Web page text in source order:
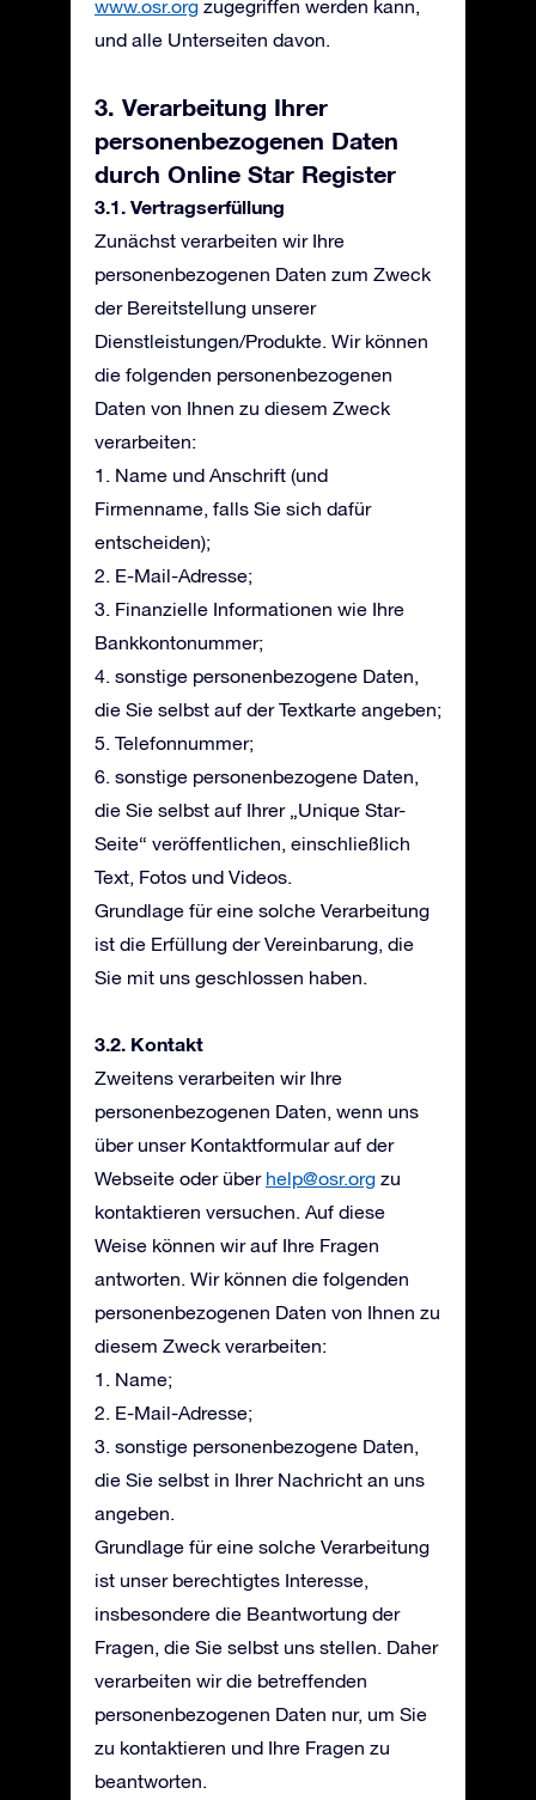
www.osr.org zugegriffen werden kann,
und alle Unterseiten davon.
3. Verarbeitung Ihrer
personenbezogenen Daten
durch Online Star Register
3.1. Vertragserfüllung
Zunächst verarbeiten wir Ihre
personenbezogenen Daten zum Zweck
der Bereitstellung unserer
Dienstleistungen/Produkte. Wir können
die folgenden personenbezogenen
Daten von Ihnen zu diesem Zweck
verarbeiten:
1. Name und Anschrift (und
Firmenname, falls Sie sich dafür
entscheiden);
2. E-Mail-Adresse;
3. Finanzielle Informationen wie Ihre
Bankkontonummer;
4. sonstige personenbezogene Daten,
die Sie selbst auf der Textkarte angeben;
5. Telefonnummer;
6. sonstige personenbezogene Daten,
die Sie selbst auf Ihrer „Unique Star-
Seite“ veröffentlichen, einschließlich
Text, Fotos und Videos.
Grundlage für eine solche Verarbeitung
ist die Erfüllung der Vereinbarung, die
Sie mit uns geschlossen haben.
3.2. Kontakt
Zweitens verarbeiten wir Ihre
personenbezogenen Daten, wenn uns
über unser Kontaktformular auf der
Webseite oder über help@osr.org zu
kontaktieren versuchen. Auf diese
Weise können wir auf Ihre Fragen
antworten. Wir können die folgenden
personenbezogenen Daten von Ihnen zu
diesem Zweck verarbeiten:
1. Name;
2. E-Mail-Adresse;
3. sonstige personenbezogene Daten,
die Sie selbst in Ihrer Nachricht an uns
angeben.
Grundlage für eine solche Verarbeitung
ist unser berechtigtes Interesse,
insbesondere die Beantwortung der
Fragen, die Sie selbst uns stellen. Daher
verarbeiten wir die betreffenden
personenbezogenen Daten nur, um Sie
zu kontaktieren und Ihre Fragen zu
beantworten.